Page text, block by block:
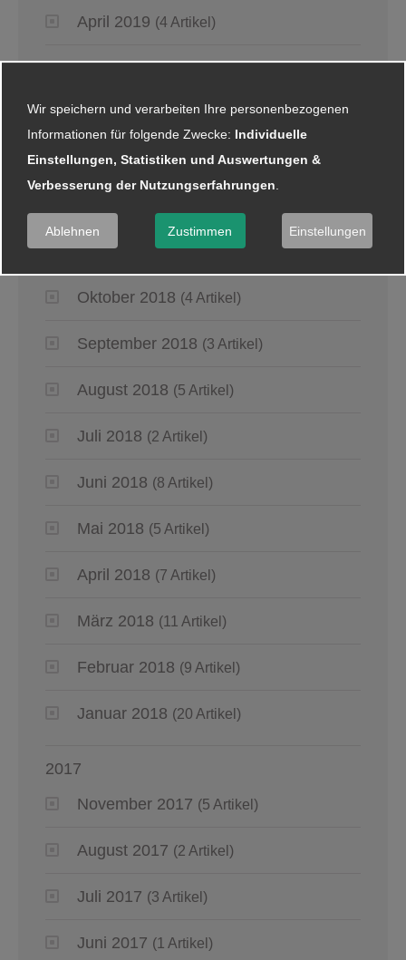
April 2019 (4 Artikel)
März 2019
Januar 2019 (5 Artikel)
2018
November 2018 (2 Artikel)
Oktober 2018 (4 Artikel)
September 2018 (3 Artikel)
August 2018 (5 Artikel)
Juli 2018 (2 Artikel)
Juni 2018 (8 Artikel)
Mai 2018 (5 Artikel)
April 2018 (7 Artikel)
März 2018 (11 Artikel)
Februar 2018 (9 Artikel)
Januar 2018 (20 Artikel)
2017
November 2017 (5 Artikel)
August 2017 (2 Artikel)
Juli 2017 (3 Artikel)
Juni 2017 (1 Artikel)
Wir speichern und verarbeiten Ihre personenbezogenen
Informationen für folgende Zwecke: Individuelle
Einstellungen, Statistiken und Auswertungen &
Verbesserung der Nutzungserfahrungen.
Ablehnen Zustimmen Einstellungen